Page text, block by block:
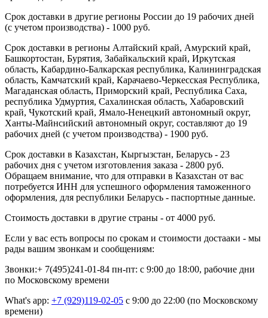
Срок доставки в другие регионы России до 19 рабочих дней
(с учетом производства) - 1000 руб.
Срок доставки в регионы Алтайский край, Амурский край,
Башкортостан, Бурятия, Забайкальский край, Иркутская
область, Кабардино-Балкарская республика, Калининградская
область, Камчатский край, Карачаево-Черкесская Республика,
Магаданская область, Приморский край, Республика Саха,
республика Удмуртия, Сахалинская область, Хабаровский
край, Чукотский край, Ямало-Ненецкий автономный округ,
Ханты-Майнсийский автономный округ, составляют до 19
рабочих дней (с учетом производства) - 1900 руб.
Срок доставки в Казахстан, Кыргызстан, Беларусь - 23
рабочих дня с учетом изготовления заказа - 2800 руб.
Обращаем внимание, что для отправки в Казахстан от вас
потребуется ИНН для успешного оформления таможенного
оформления, для республики Беларусь - паспортные данные.
Стоимость доставки в другие страны - от 4000 руб.
Если у вас есть вопросы по срокам и стоимости достааки - мы
рады вашим звонкам и сообщениям:
Звонки:+ 7(495)241-01-84 пн-пт: с 9:00 до 18:00, рабочие дни
по Московскому времени
What's app: +7 (929)119-02-05 с 9:00 до 22:00 (по Московскому
времени)